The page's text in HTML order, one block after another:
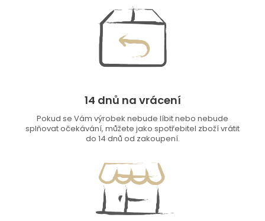
14 dnů na vrácení
Pokud se Vám výrobek nebude líbit nebo nebude
splňovat očekávání, můžete jako spotřebitel zboží vrátit
do 14 dnů od zakoupení.